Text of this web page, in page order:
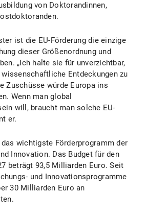
von Doktorandinnen,
ist die EU-Förderung die einzige
dieser Größenordnung und
„Ich halte sie für unverzichtbar,
wissenschaftliche Entdeckungen zu
Zuschüsse würde Europa ins
Wenn man global
will, braucht man solche EU-
er.
wichtigste Förderprogramm der
Innovation. Das Budget für den
beträgt 93,5 Milliarden Euro. Seit
und Innovationsprogramme
30 Milliarden Euro an